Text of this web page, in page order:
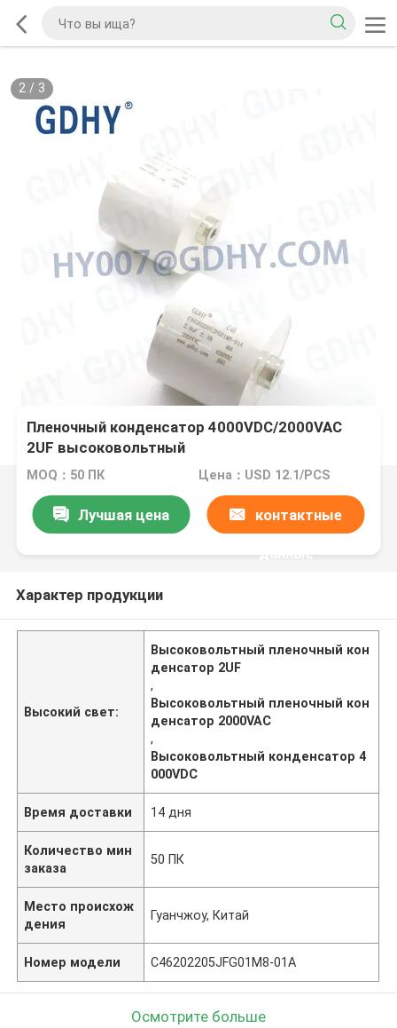
2/ 3
Пленочный конденсатор 4000VDC/2000VAC
2UF высоковольтный
MOQ：50 ПК Цена：USD 12.1/PCS
Лучшая цена контактные
данные
Характер продукции
Высокий свет:
Высоковольтный пленочный кон
денсатор 2UF
,
Высоковольтный пленочный кон
денсатор 2000VAC
,
Высоковольтный конденсатор 4
000VDC
Время доставки 14 дня
Количество мин
заказа
50 ПК
Место происхож
дения
Гуанчжоу, Китай
Номер модели C46202205JFG01M8-01A
Осмотрите больше